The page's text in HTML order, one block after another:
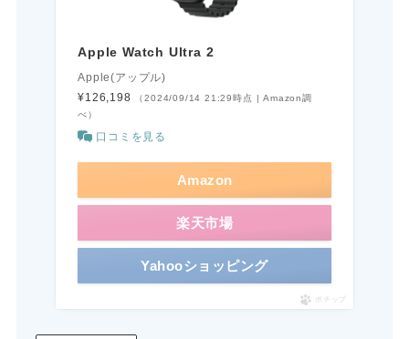
Apple Watch Ultra 2
Apple(アップル)
¥126,198
（2024/09/14 21:29時点 | Amazon調
べ）
口コミを見る
Amazon
楽天市場
Yahooショッピング
ポチップ